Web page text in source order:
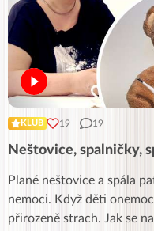
KLUB 19 19
Neštovice, spalničky,
Plané neštovice a spála
nemoci. Když děti
přirozeně strach. Jak se